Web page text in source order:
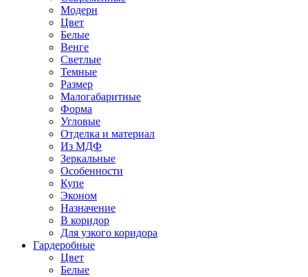
Модерн
Цвет
Белые
Венге
Светлые
Темные
Размер
Малогабаритные
Форма
Угловые
Отделка и материал
Из МДФ
Зеркальные
Особенности
Купе
Эконом
Назначение
В коридор
Для узкого коридора
Гардеробные
Цвет
Белые